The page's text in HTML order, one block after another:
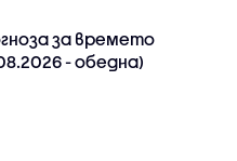
за времето
- обедна)